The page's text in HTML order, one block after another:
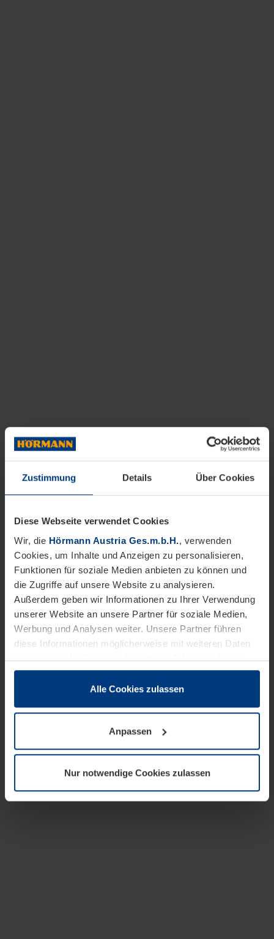
Zustimmung Details Über Cookies
Diese Webseite verwendet Cookies
Wir, die Hörmann Austria Ges.m.b.H., verwenden
Cookies, um Inhalte und Anzeigen zu personalisieren,
Funktionen für soziale Medien anbieten zu können und
die Zugriffe auf unsere Website zu analysieren.
Außerdem geben wir Informationen zu Ihrer Verwendung
unserer Website an unsere Partner für soziale Medien,
Werbung und Analysen weiter. Unsere Partner führen
diese Informationen möglicherweise mit weiteren Daten
zusammen, die Sie ihnen bereitgestellt haben oder die
sie im Rahmen Ihrer Nutzung der Dienste gesammelt
wenn diese für den Betrieb dieser Seite unbedingt
notwendig sind. Für alle anderen Cookie-Typen benötigen
wir Ihre Erlaubnis. Ihre Einwilligung können Sie jederzeit
Datenschutzerklärungunserer Website ändern oder
widerrufen.
Alle Cookies zulassen
Anpassen
Nur notwendige Cookies zulassen